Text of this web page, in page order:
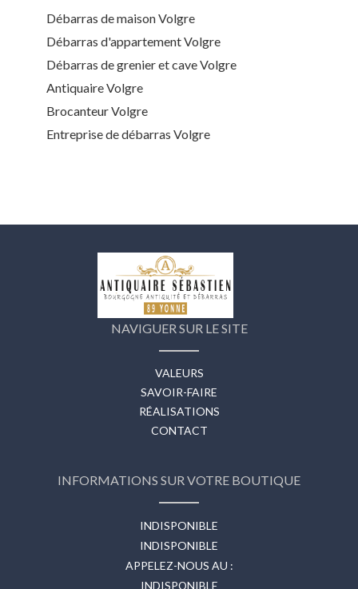
Débarras de maison Volgre
Débarras d'appartement Volgre
Débarras de grenier et cave Volgre
Antiquaire Volgre
Brocanteur Volgre
Entreprise de débarras Volgre
NAVIGUER SUR LE SITE
VALEURS
SAVOIR-FAIRE
RÉALISATIONS
CONTACT
INFORMATIONS SUR VOTRE BOUTIQUE
INDISPONIBLE
INDISPONIBLE
APPELEZ-NOUS AU :
INDISPONIBLE